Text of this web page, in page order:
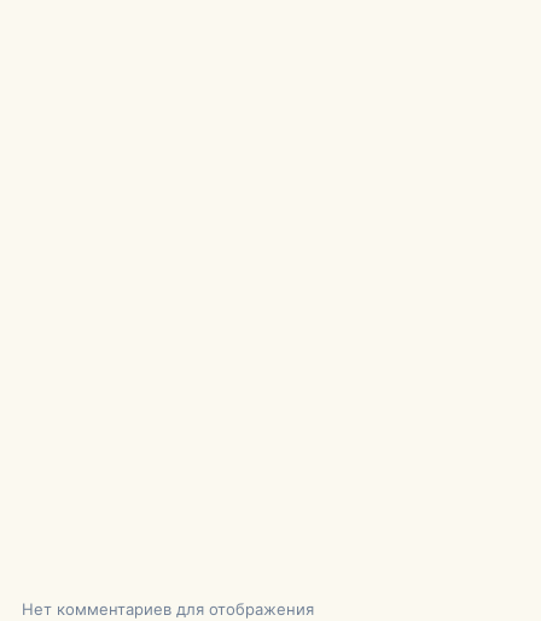
Нет комментариев для отображения